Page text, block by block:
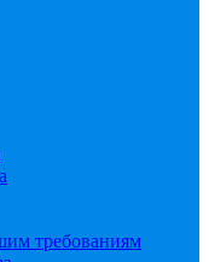
требованиям